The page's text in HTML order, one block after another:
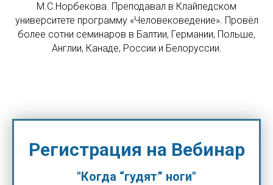
М.С.Норбекова. Преподавал в Клайпедском
университете программу «Человековедение». Провёл
более сотни семинаров в Балтии, Германии, Польше,
Англии, Канаде, России и Белоруссии.
Регистрация на Вебинар
"Когда “гудят” ноги"